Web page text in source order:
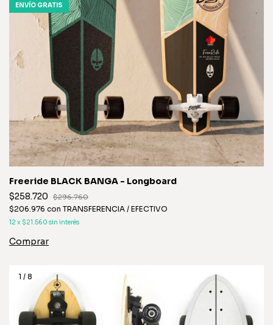
ENVÍO GRATIS
Freeride BLACK BANGA - Longboard
$258.720
$296.760
$206.976 con TRANSFERENCIA / EFECTIVO
12 x $21.560 sin interés
1 / 8